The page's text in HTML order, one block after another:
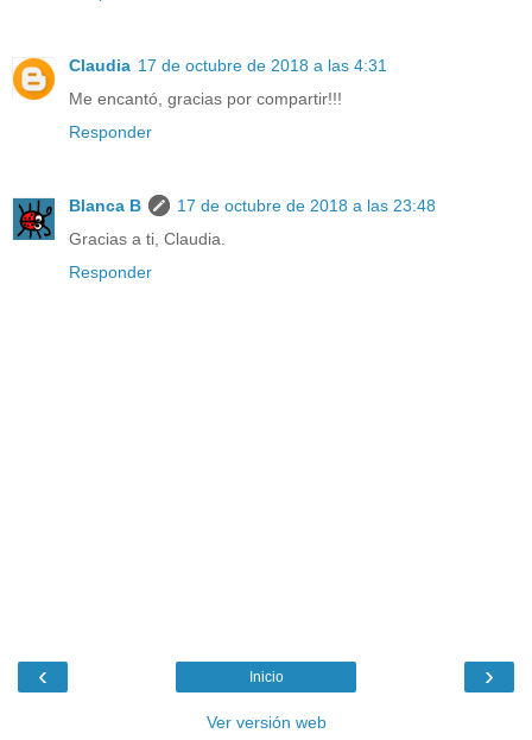
Claudia 17 de octubre de 2018 a las 4:31
Me encantó, gracias por compartir!!!
Responder
Blanca B
17 de octubre de 2018 a las 23:48
Gracias a ti, Claudia.
Responder
‹ ›
Inicio
Ver versión web